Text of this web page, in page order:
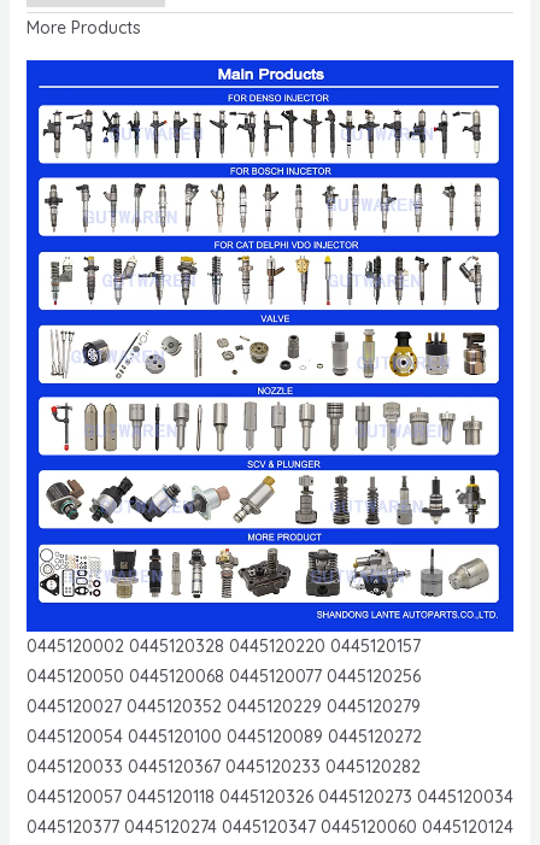
More Products
0445120002 0445120328 0445120220 0445120157
0445120050 0445120068 0445120077 0445120256
0445120027 0445120352 0445120229 0445120279
0445120054 0445120100 0445120089 0445120272
0445120033 0445120367 0445120233 0445120282
0445120057 0445120118 0445120326 0445120273 0445120034
0445120377 0445120274 0445120347 0445120060 0445120124